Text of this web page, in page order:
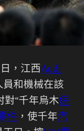
，江西Audi
員和機械在該
對“千年烏木保
件 ，使千年汽